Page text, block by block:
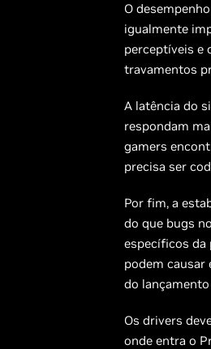
O
igualmente
perceptíveis e
travamentos
A latência do
respondam
gamers
precisa ser
Por fim, a
do que bugs
específicos da
podem causar
do
Os drivers
onde entra o